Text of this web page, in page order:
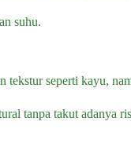
suhu.
seperti kayu,
tanpa takut